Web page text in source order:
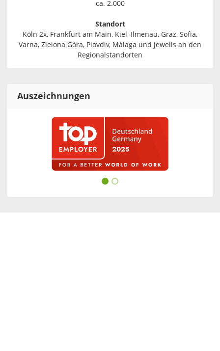
ca. 2.000
Standort
Köln 2x, Frankfurt am Main, Kiel, Ilmenau, Graz, Sofia,
Varna, Zielona Góra, Plovdiv, Málaga und jeweils an den
Regionalstandorten
Auszeichnungen